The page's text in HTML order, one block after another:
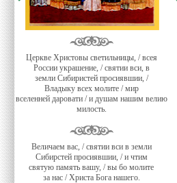
Церкве Христовы светильницы, / всея
России украшение, / святии вси, в
земли Сибиристей просиявшии, /
Владыку всех молите / мир
вселенней даровати / и душам нашим велию
милость.
Величаем вас, / святии вси в земли
Сибирстей просиявшии, / и чтим
святую память вашу, / вы бо молите
за нас / Христа Бога нашего.